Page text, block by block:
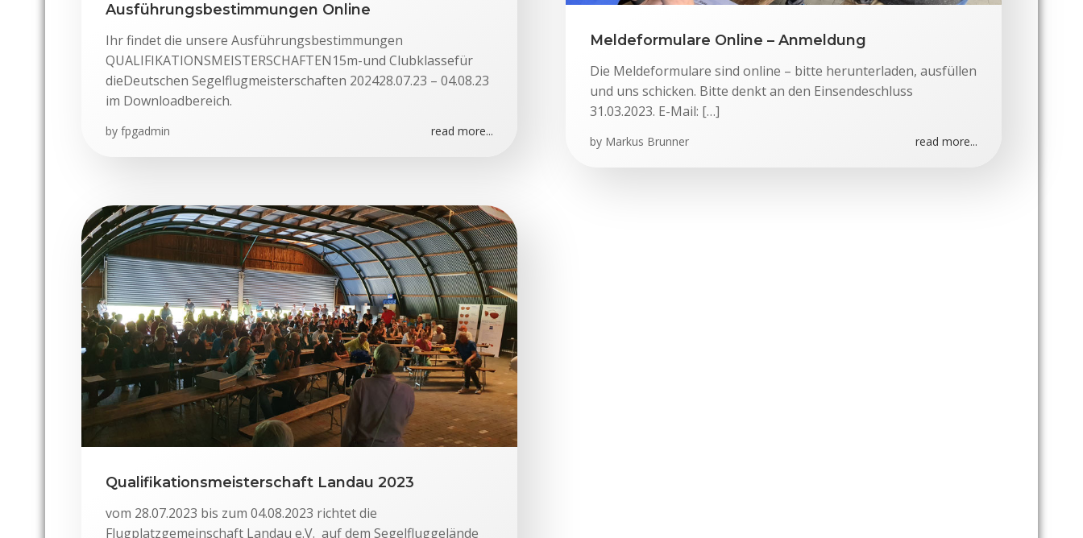
Ausführungsbestimmungen Online
Ihr findet die unsere Ausführungsbestimmungen
QUALIFIKATIONSMEISTERSCHAFTEN15m-und Clubklassefür
dieDeutschen Segelflugmeisterschaften 202428.07.23 – 04.08.23
im Downloadbereich.
by fpgadmin read more...
Meldeformulare Online – Anmeldung
Die Meldeformulare sind online – bitte herunterladen, ausfüllen
und uns schicken. Bitte denkt an den Einsendeschluss
31.03.2023. E-Mail: […]
by Markus Brunner read more...
Qualifikationsmeisterschaft Landau 2023
vom 28.07.2023 bis zum 04.08.2023 richtet die
Flugplatzgemeinschaft Landau e.V. auf dem Segelfluggelände